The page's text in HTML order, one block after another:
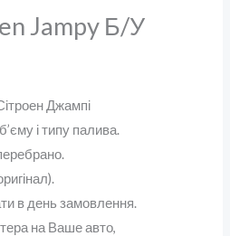
Jampy Б/У
Джампі
і типу палива.
в день замовлення.
на Ваше авто,